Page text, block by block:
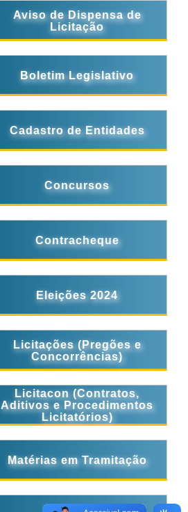
Aviso de Dispensa de
Licitação
Boletim Legislativo
Cadastro de Entidades
Concursos
Contracheque
Eleições 2024
Licitações (Pregões e
Concorrências)
Licitacon (Contratos,
Aditivos e Procedimentos
Licitatórios)
Matérias em Tramitação